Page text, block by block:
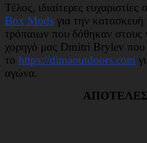
Τέλος, ιδιαίτερες
Box Mods για την
τρόπαιων που δόθηκαν στους
χορηγό μας Dmitri Brylev που
το https://dimaoutdoors.com
αγώνα.